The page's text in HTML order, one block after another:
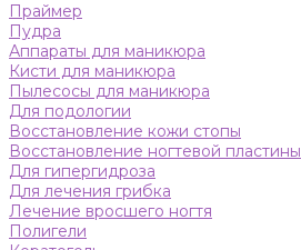
Праймер
Пудра
Аппараты для маникюра
Кисти для маникюра
Пылесосы для маникюра
Для подологии
Восстановление кожи стопы
Восстановление ногтевой пластины
Для гипергидроза
Для лечения грибка
Лечение вросшего ногтя
Полигели